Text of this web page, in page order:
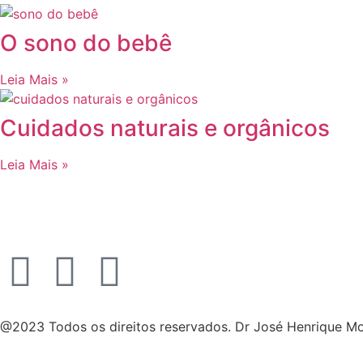
O sono do bebê
Leia Mais »
Cuidados naturais e orgânicos
Leia Mais »
@2023 Todos os direitos reservados. Dr José Henrique